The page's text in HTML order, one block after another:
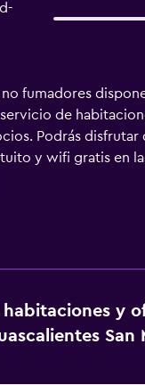
no fumadores
de
Podrás disfrutar
y wifi gratis en
incluyen
y
por satélite. Los
de pelo. Este
habitaciones y
San